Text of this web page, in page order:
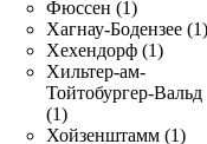
Фюссен (1)
Хагнау-Бодензее (1)
Хехендорф (1)
Хильтер-ам-
Тойтобургер-Вальд
(1)
Хойзенштамм (1)